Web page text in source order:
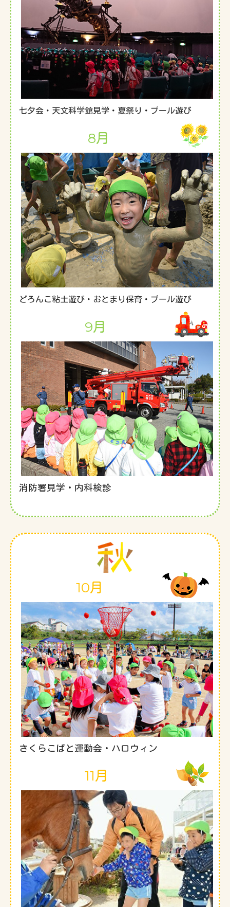
七夕会・天文科学館見学・夏祭り・プール遊び
8月
どろんこ粘土遊び・おとまり保育・プール遊び
9月
消防署見学・内科検診
10月
さくらこばと運動会・ハロウィン
11月